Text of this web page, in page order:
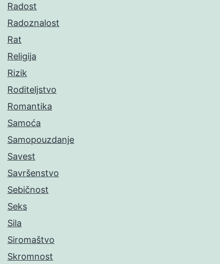
Radost
Radoznalost
Rat
Religija
Rizik
Roditeljstvo
Romantika
Samoća
Samopouzdanje
Savest
Savršenstvo
Sebičnost
Seks
Sila
Siromaštvo
Skromnost